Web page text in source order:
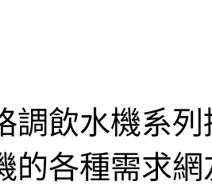
調飲水機系列
的各種需求